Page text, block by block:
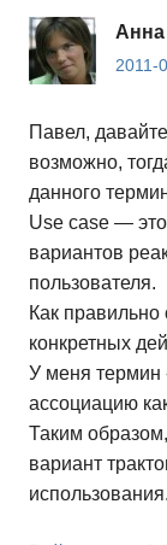
2011-
Павел,
возможно,
данного
Use case —
вариантов
пользователя.
Как
конкретных
У меня термин
ассоциацию
Таким
вариант
использования.